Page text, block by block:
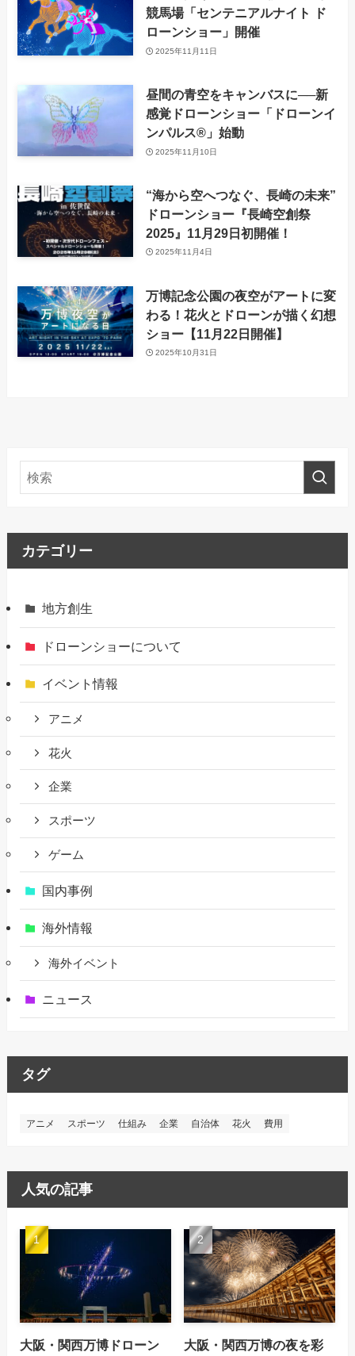
競馬場「センテニアルナイト ド
ローンショー」開催
2025年11月11日
昼間の青空をキャンバスに──新
感覚ドローンショー「ドローンイ
ンパルス®」始動
2025年11月10日
“海から空へつなぐ、長崎の未来”
ドローンショー『長崎空創祭
2025』11月29日初開催！
2025年11月4日
万博記念公園の夜空がアートに変
わる！花火とドローンが描く幻想
ショー【11月22日開催】
2025年10月31日
カテゴリー
地方創生
ドローンショーについて
イベント情報
アニメ
花火
企業
スポーツ
ゲーム
国内事例
海外情報
海外イベント
ニュース
タグ
アニメ スポーツ 仕組み 企業 自治体 花火 費用
人気の記事
大阪・関西万博ドローン
大阪・関西万博の夜を彩